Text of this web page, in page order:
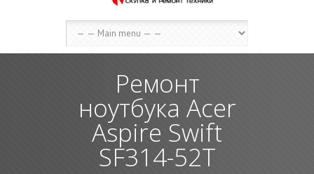
Ремонт
ноутбука Acer
Aspire Swift
SF314-52T